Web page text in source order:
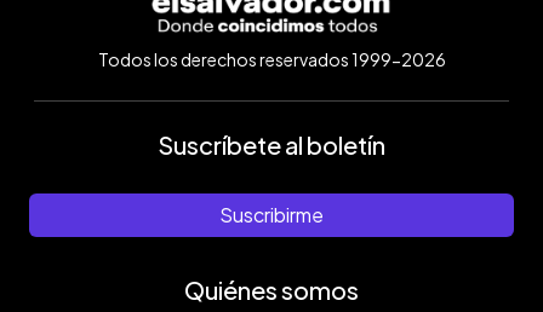
Todos los derechos reservados 1999-2026
Suscríbete al boletín
Suscribirme
Quiénes somos